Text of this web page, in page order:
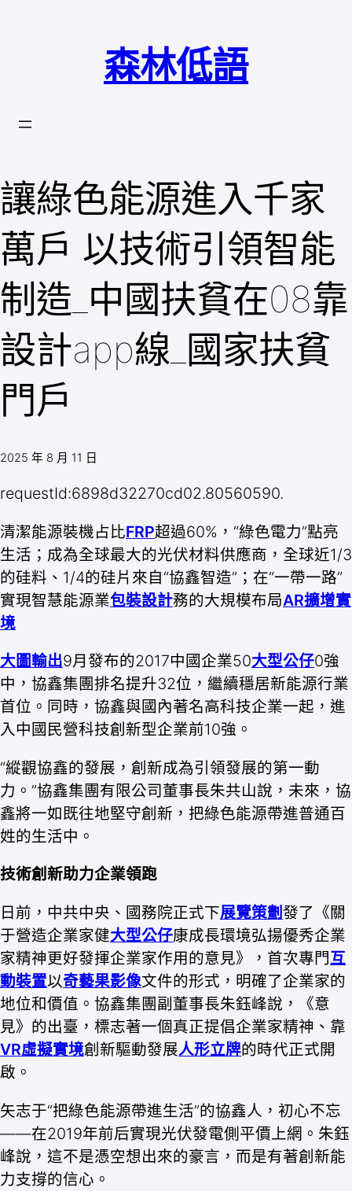
森林低語
讓綠色能源進入千家
萬戶 以技術引領智能
制造_中國扶貧在08靠
設計app線_國家扶貧
門戶
2025 年 8 月 11 日
requestId:6898d32270cd02.80560590.
清潔能源裝機占比FRP超過60%，“綠色電力”點亮
生活；成為全球最大的光伏材料供應商，全球近1/3
的硅料、1/4的硅片來自“協鑫智造”；在“一帶一路”
實現智慧能源業包裝設計務的大規模布局AR擴增實
境
大圖輸出9月發布的2017中國企業50大型公仔0強
中，協鑫集團排名提升32位，繼續穩居新能源行業
首位。同時，協鑫與國內著名高科技企業一起，進
入中國民營科技創新型企業前10強。
“縱觀協鑫的發展，創新成為引領發展的第一動
力。”協鑫集團有限公司董事長朱共山說，未來，協
鑫將一如既往地堅守創新，把綠色能源帶進普通百
姓的生活中。
技術創新助力企業領跑
日前，中共中央、國務院正式下展覽策劃發了《關
于營造企業家健大型公仔康成長環境弘揚優秀企業
家精神更好發揮企業家作用的意見》，首次專門互
動裝置以奇藝果影像文件的形式，明確了企業家的
地位和價值。協鑫集團副董事長朱鈺峰說，《意
見》的出臺，標志著一個真正提倡企業家精神、靠
VR虛擬實境創新驅動發展人形立牌的時代正式開
啟。
矢志于“把綠色能源帶進生活”的協鑫人，初心不忘
——在2019年前后實現光伏發電側平價上網。朱鈺
峰說，這不是憑空想出來的豪言，而是有著創新能
力支撐的信心。